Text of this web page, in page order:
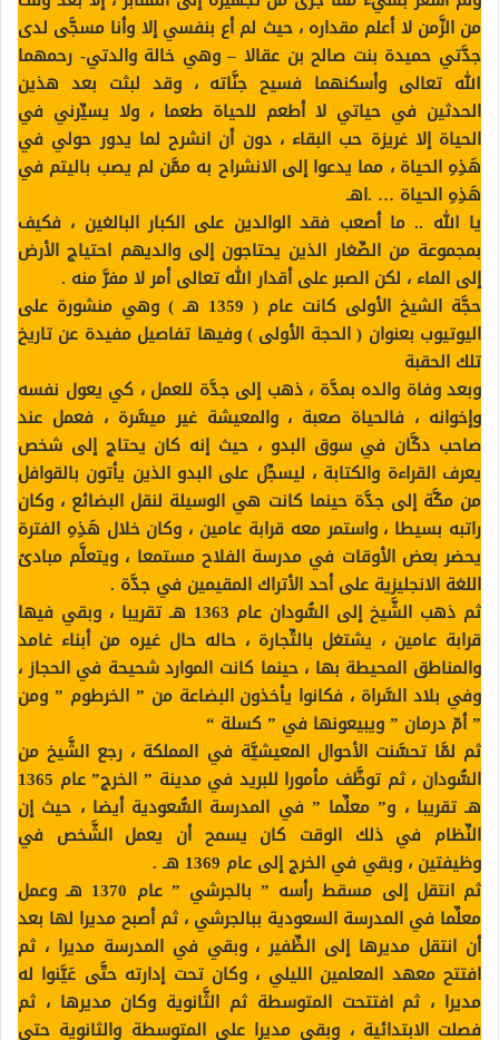
من الزَّمن لا أعلم مقداره ، حيث لم أع بنفسي إلا وأنا مسجَّى لدى
جدَّتي حميدة بنت صالح بن عقالا – وهي خالة والدتي- رحمهما
الله تعالى وأسكنهما فسيح جنَّاته ، وقد لبثت بعد هذين
الحدثين في حياتي لا أطعم للحياة طعما ، ولا يسيِّرني في
الحياة إلا غريزة حب البقاء ، دون أن انشرح لما يدور حولي في
هَذِهِ الحياة ، مما يدعوا إلى الانشراح به ممَّن لم يصب باليتم في
هَذِهِ الحياة … .اهـ
يا الله .. ما أصعب فقد الوالدين على الكبار البالغين ، فكيف
بمجموعة من الصِّغار الذين يحتاجون إلى والديهم احتياج الأرض
إلى الماء ، لكن الصبر على أقدار الله تعالى أمر لا مفرَّ منه .
حجَّة الشيخ الأولى كانت عام ( 1359 هـ ) وهي منشورة على
اليوتيوب بعنوان ( الحجة الأولى ) وفيها تفاصيل مفيدة عن تاريخ
تلك الحقبة
وبعد وفاة والده بمدَّة ، ذهب إلى جدَّة للعمل ، كي يعول نفسه
وإخوانه ، فالحياة صعبة ، والمعيشة غير ميسَّرة ، فعمل عند
صاحب دكَّان في سوق البدو ، حيث إنه كان يحتاج إلى شخص
يعرف القراءة والكتابة ، ليسجِّل على البدو الذين يأتون بالقوافل
من مكَّة إلى جدَّة حينما كانت هي الوسيلة لنقل البضائع ، وكان
راتبه بسيطا ، واستمر معه قرابة عامين ، وكان خلال هَذِهِ الفترة
يحضر بعض الأوقات في مدرسة الفلاح مستمعا ، ويتعلَّم مبادئ
اللغة الانجليزية على أحد الأتراك المقيمين في جدَّة .
ثم ذهب الشَّيخ إلى السُّودان عام 1363 هـ تقريبا ، وبقي فيها
قرابة عامين ، يشتغل بالتِّجارة ، حاله حال غيره من أبناء غامد
والمناطق المحيطة بها ، حينما كانت الموارد شحيحة في الحجاز ،
وفي بلاد السَّراة ، فكانوا يأخذون البضاعة من ” الخرطوم ” ومن
” أمّ درمان ” ويبيعونها في ” كسلة “
ثم لمَّا تحسَّنت الأحوال المعيشيَّة في المملكة ، رجع الشَّيخ من
السُّودان ، ثم توظَّف مأمورا للبريد في مدينة ” الخرج” عام 1365
هـ تقريبا ، و” معلِّما ” في المدرسة السُّعودية أيضا ، حيث إن
النِّظام في ذلك الوقت كان يسمح أن يعمل الشَّخص في
وظيفتين ، وبقي في الخرج إلى عام 1369 هـ .
ثم انتقل إلى مسقط رأسه ” بالجرشي ” عام 1370 هـ وعمل
معلِّما في المدرسة السعودية ببالجرشي ، ثم أصبح مديرا لها بعد
أن انتقل مديرها إلى الظِّفير ، وبقي في المدرسة مديرا ، ثم
افتتح معهد المعلمين الليلي ، وكان تحت إدارته حتَّى عَيَّنوا له
مديرا ، ثم افتتحت المتوسطة ثم الثَّانوية وكان مديرها ، ثم
فصلت الابتدائية ، وبقي مديرا على المتوسطة والثانوية حتى